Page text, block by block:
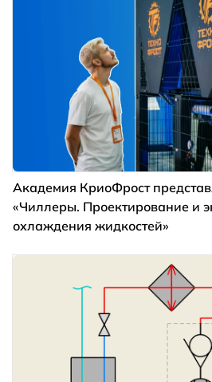
Академия КриоФрост
«Чиллеры. Проектирование и
охлаждения жидкостей»